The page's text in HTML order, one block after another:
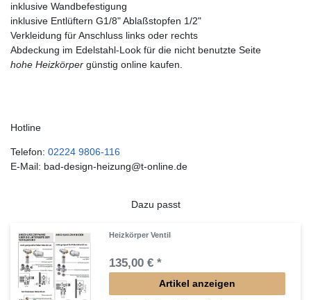
inklusive Wandbefestigung
inklusive Entlüftern G1/8" Ablaßstopfen 1/2"
Verkleidung für Anschluss links oder rechts
Abdeckung im Edelstahl-Look für die nicht benutzte Seite
hohe Heizkörper günstig online kaufen.
Hotline
Telefon: 02224 9806-116
E-Mail: bad-design-heizung@t-online.de
Dazu passt
Heizkörper Ventil
135,00 € *
Artikel anzeigen